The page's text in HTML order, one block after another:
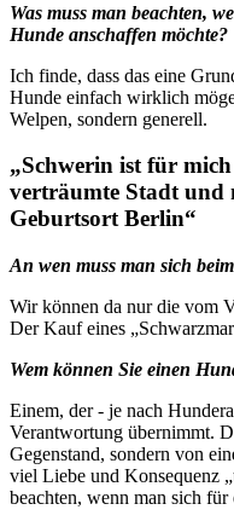
Was muss man beachten,
Hunde anschaffen möchte?
Ich finde, dass das eine
Hunde einfach wirklich
Welpen, sondern generell.
„Schwerin ist für
verträumte Stadt und
Geburtsort Berlin“
An wen muss man sich
Wir können da nur die vom
Der Kauf eines
Wem können Sie einen
Einem, der - je nach
Verantwortung übernimmt.
Gegenstand, sondern von
viel Liebe und Konsequenz
beachten, wenn man sich für